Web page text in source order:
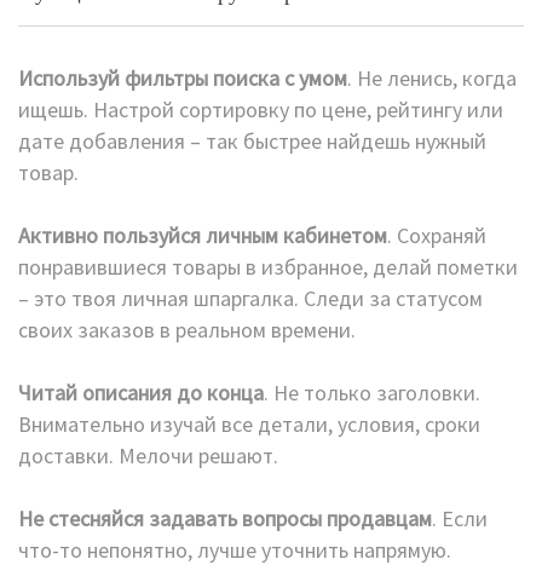
Используй фильтры поиска с умом. Не ленись, когда
ищешь. Настрой сортировку по цене, рейтингу или
дате добавления – так быстрее найдешь нужный
товар.
Активно пользуйся личным кабинетом. Сохраняй
понравившиеся товары в избранное, делай пометки
– это твоя личная шпаргалка. Следи за статусом
своих заказов в реальном времени.
Читай описания до конца. Не только заголовки.
Внимательно изучай все детали, условия, сроки
доставки. Мелочи решают.
Не стесняйся задавать вопросы продавцам. Если
что-то непонятно, лучше уточнить напрямую.